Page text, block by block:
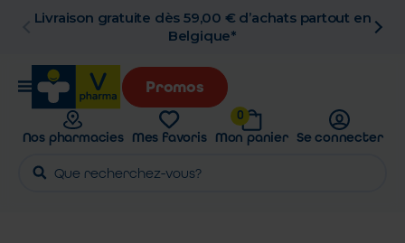
Livraison gratuite dès 59,00 € d’achats partout en
Belgique*
Promos
Nos pharmacies Mes favoris
0
Mon panier Se connecter